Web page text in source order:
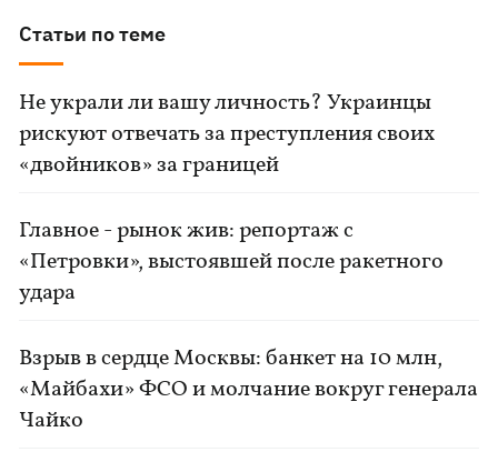
Статьи по теме
Не украли ли вашу личность? Украинцы
рискуют отвечать за преступления своих
«двойников» за границей
Главное - рынок жив: репортаж с
«Петровки», выстоявшей после ракетного
удара
Взрыв в сердце Москвы: банкет на 10 млн,
«Майбахи» ФСО и молчание вокруг генерала
Чайко